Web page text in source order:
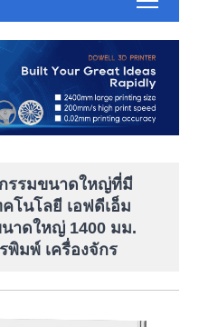
รรมขนาดใหญ่ที่มี
โนโลยี เอฟดีเอ็ม
าดใหญ่ 1400 มม.
พิมพ์ เครื่องจักร